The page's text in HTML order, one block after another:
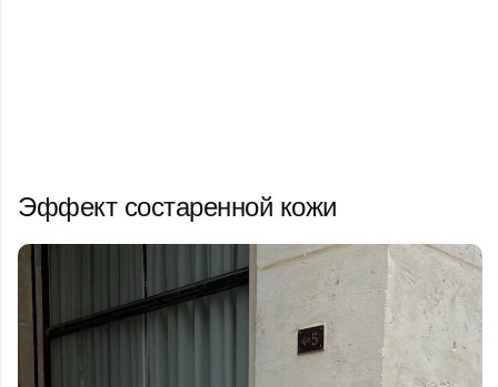
Эффект состаренной кожи